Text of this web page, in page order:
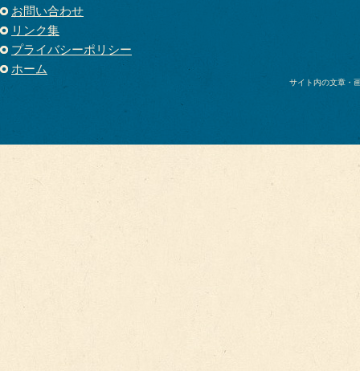
お問い合わせ
リンク集
プライバシーポリシー
ホーム
サイト内の文章・